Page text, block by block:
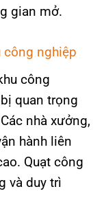
gian mở.
công nghiệp
công
quan trọng
nhà xưởng,
hành liên
Quạt công
và duy trì